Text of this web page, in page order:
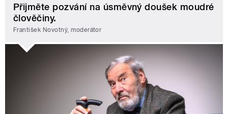
Přijměte pozvání na úsměvný doušek moudré
člověčiny.
František Novotný, moderátor